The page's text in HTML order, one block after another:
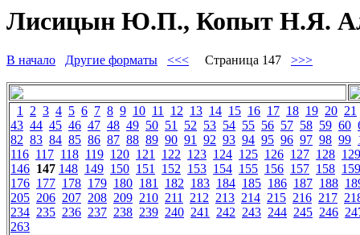
Лисицын Ю.П., Копыт Н.Я.
В начало Другие форматы <<< Страница 147 >>>
1 2 3 4 5 6 7 8 9 10 11 12 13 14 15 16 17 18 19 20 21
43 44 45 46 47 48 49 50 51 52 53 54 55 56 57 58 59 60
82 83 84 85 86 87 88 89 90 91 92 93 94 95 96 97 98 99
116 117 118 119 120 121 122 123 124 125 126 127 128 129
146 147 148 149 150 151 152 153 154 155 156 157 158 159
176 177 178 179 180 181 182 183 184 185 186 187 188
205 206 207 208 209 210 211 212 213 214 215 216 217
234 235 236 237 238 239 240 241 242 243 244 245 246
263